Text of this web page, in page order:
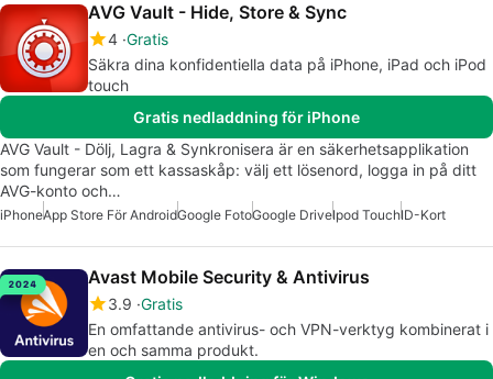
AVG Vault - Hide, Store & Sync
4 Gratis
Säkra dina konfidentiella data på iPhone, iPad och iPod
touch
Gratis nedladdning för iPhone
AVG Vault - Dölj, Lagra & Synkronisera är en säkerhetsapplikation
som fungerar som ett kassaskåp: välj ett lösenord, logga in på ditt
AVG-konto och…
iPhoneApp Store För AndroidGoogle FotoGoogle DriveIpod TouchID-Kort
Avast Mobile Security & Antivirus
3.9 Gratis
En omfattande antivirus- och VPN-verktyg kombinerat i
en och samma produkt.